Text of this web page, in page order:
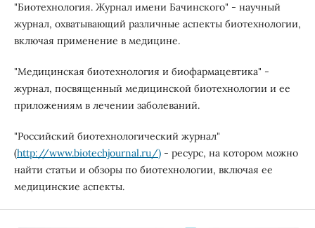
"Биотехнология. Журнал имени Бачинского" - научный
журнал, охватывающий различные аспекты биотехнологии,
включая применение в медицине.
"Медицинская биотехнология и биофармацевтика" -
журнал, посвященный медицинской биотехнологии и ее
приложениям в лечении заболеваний.
"Российский биотехнологический журнал"
(http://www.biotechjournal.ru/)- ресурс, на котором можно
найти статьи и обзоры по биотехнологии, включая ее
медицинские аспекты.